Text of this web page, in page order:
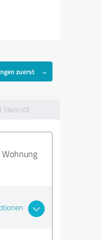
zuerst
Stern (0)